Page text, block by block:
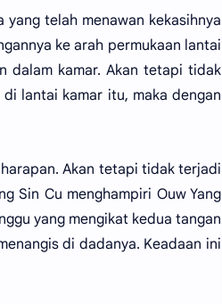
telah menawan kekasihnya
ke arah permukaan lantai
dalam kamar. Akan tetapi tidak
lantai kamar itu, maka dengan
Akan tetapi tidak terjadi
Sin Cu menghampiri Ouw Yang
yang mengikat kedua tangan
di dadanya. Keadaan ini